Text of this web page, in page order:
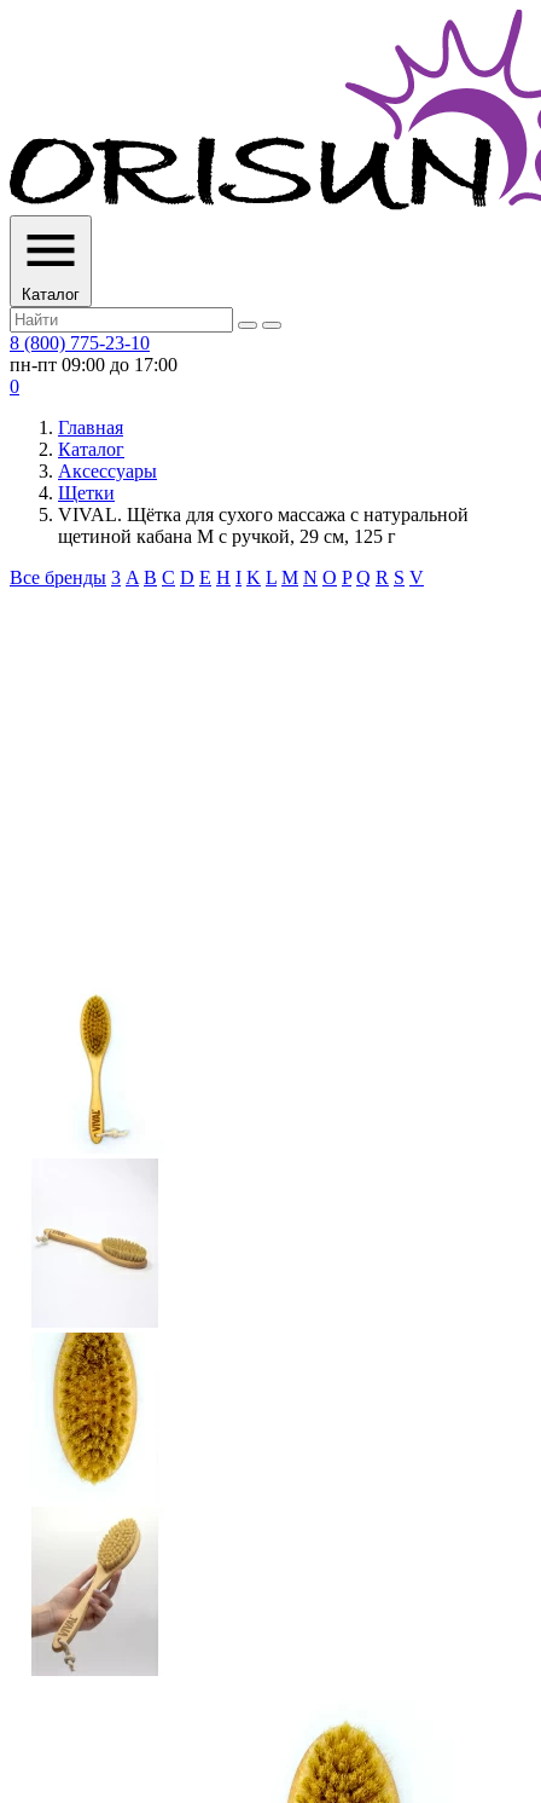
Каталог
8 (800) 775-23-10
пн-пт 09:00 до 17:00
0
Главная
Каталог
Аксессуары
Щетки
VIVAL. Щётка для сухого массажа с натуральной
щетиной кабана M с ручкой, 29 см, 125 г
Все бренды 3 A B C D E H I K L M N O P Q R S V